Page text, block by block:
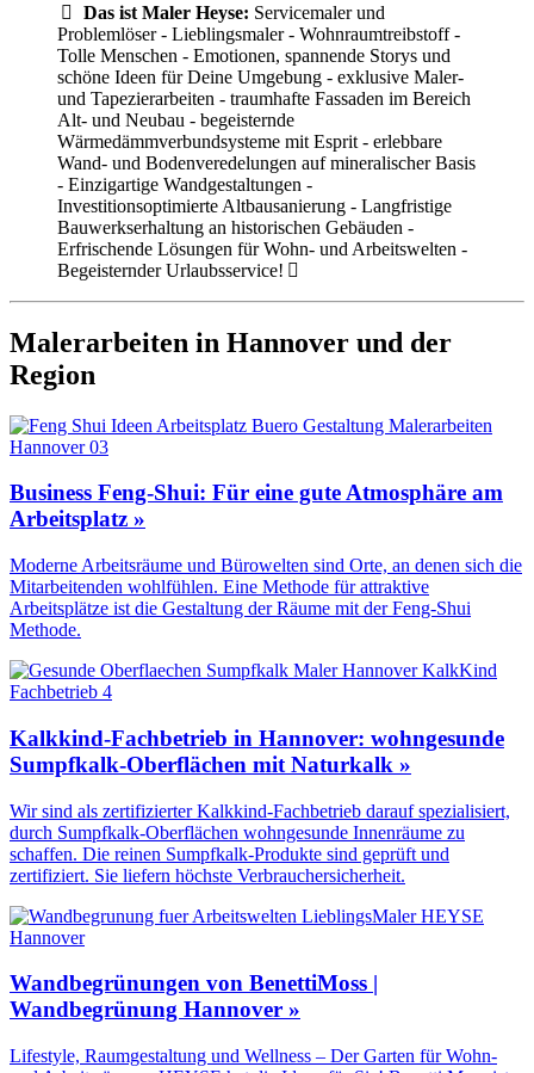
Das ist Maler Heyse: Servicemaler und
Problemlöser - Lieblingsmaler - Wohnraumtreibstoff -
Tolle Menschen - Emotionen, spannende Storys und
schöne Ideen für Deine Umgebung - exklusive Maler-
und Tapezierarbeiten - traumhafte Fassaden im Bereich
Alt- und Neubau - begeisternde
Wärmedämmverbundsysteme mit Esprit - erlebbare
Wand- und Bodenveredelungen auf mineralischer Basis
- Einzigartige Wandgestaltungen -
Investitionsoptimierte Altbausanierung - Langfristige
Bauwerkserhaltung an historischen Gebäuden -
Erfrischende Lösungen für Wohn- und Arbeitswelten -
Begeisternder Urlaubsservice!
Malerarbeiten in Hannover und der
Region
Business Feng-Shui: Für eine gute Atmosphäre am
Arbeitsplatz »
Moderne Arbeitsräume und Bürowelten sind Orte, an denen sich die
Mitarbeitenden wohlfühlen. Eine Methode für attraktive
Arbeitsplätze ist die Gestaltung der Räume mit der Feng-Shui
Methode.
Kalkkind-Fachbetrieb in Hannover: wohngesunde
Sumpfkalk-Oberflächen mit Naturkalk »
Wir sind als zertifizierter Kalkkind-Fachbetrieb darauf spezialisiert,
durch Sumpfkalk-Oberflächen wohngesunde Innenräume zu
schaffen. Die reinen Sumpfkalk-Produkte sind geprüft und
zertifiziert. Sie liefern höchste Verbrauchersicherheit.
Wandbegrünungen von BenettiMoss |
Wandbegrünung Hannover »
Lifestyle, Raumgestaltung und Wellness – Der Garten für Wohn-